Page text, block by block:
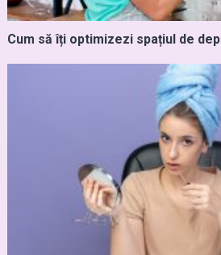
Cum să îți optimizezi spațiul de